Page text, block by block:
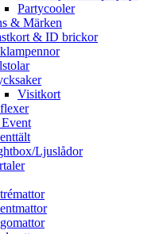
Partycooler
& Märken
& ID brickor
Visitkort
Ljuslådor